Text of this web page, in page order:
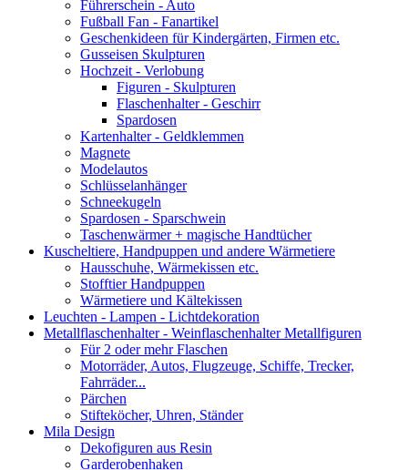
Führerschein - Auto
Fußball Fan - Fanartikel
Geschenkideen für Kindergärten, Firmen etc.
Gusseisen Skulpturen
Hochzeit - Verlobung
Figuren - Skulpturen
Flaschenhalter - Geschirr
Spardosen
Kartenhalter - Geldklemmen
Magnete
Modelautos
Schlüsselanhänger
Schneekugeln
Spardosen - Sparschwein
Taschenwärmer + magische Handtücher
Kuscheltiere, Handpuppen und andere Wärmetiere
Hausschuhe, Wärmekissen etc.
Stofftier Handpuppen
Wärmetiere und Kältekissen
Leuchten - Lampen - Lichtdekoration
Metallflaschenhalter - Weinflaschenhalter Metallfiguren
Für 2 oder mehr Flaschen
Motorräder, Autos, Flugzeuge, Schiffe, Trecker,
Fahrräder...
Pärchen
Stifteköcher, Uhren, Ständer
Mila Design
Dekofiguren aus Resin
Garderobenhaken